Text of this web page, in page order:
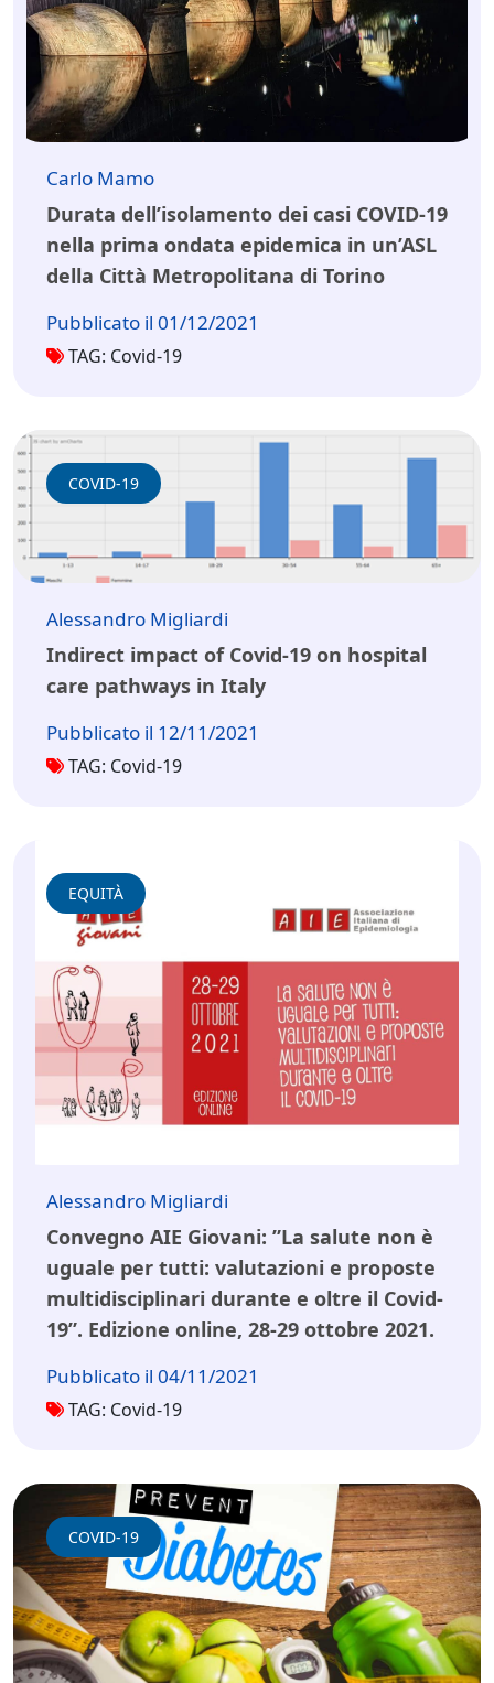
Carlo Mamo
Durata dell’isolamento dei casi COVID-19
nella prima ondata epidemica in un’ASL
della Città Metropolitana di Torino
Pubblicato il 01/12/2021
TAG: Covid-19
COVID-19
Alessandro Migliardi
Indirect impact of Covid-19 on hospital
care pathways in Italy
Pubblicato il 12/11/2021
TAG: Covid-19
EQUITÀ
Alessandro Migliardi
Convegno AIE Giovani: ”La salute non è
uguale per tutti: valutazioni e proposte
multidisciplinari durante e oltre il Covid-
19”. Edizione online, 28-29 ottobre 2021.
Pubblicato il 04/11/2021
TAG: Covid-19
COVID-19